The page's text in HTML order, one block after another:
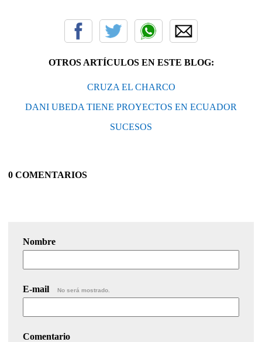
OTROS ARTÍCULOS EN ESTE BLOG:
CRUZA EL CHARCO
DANI UBEDA TIENE PROYECTOS EN ECUADOR
SUCESOS
0 COMENTARIOS
Nombre
E-mail No será mostrado.
Comentario